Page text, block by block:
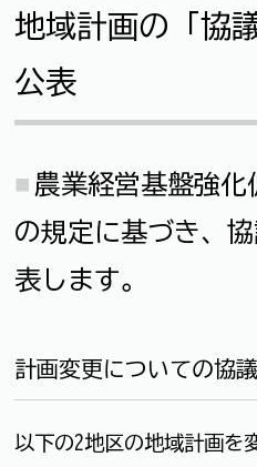
地域計画の「協
公表
農業経営基盤強化
の規定に基づき、
表します。
計画変更についての協
以下の2地区の地域計画を